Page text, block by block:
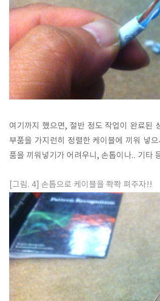
여기까지 했으면, 절반 정도 작업이 완료된
부품을 가지런히 정렬한 케이블에 끼워 넣
품을 끼워넣기가 어려우니, 손톱이나.. 기타
[그림. 4] 손톱으로 케이블을 쫙쫙 펴주자!!